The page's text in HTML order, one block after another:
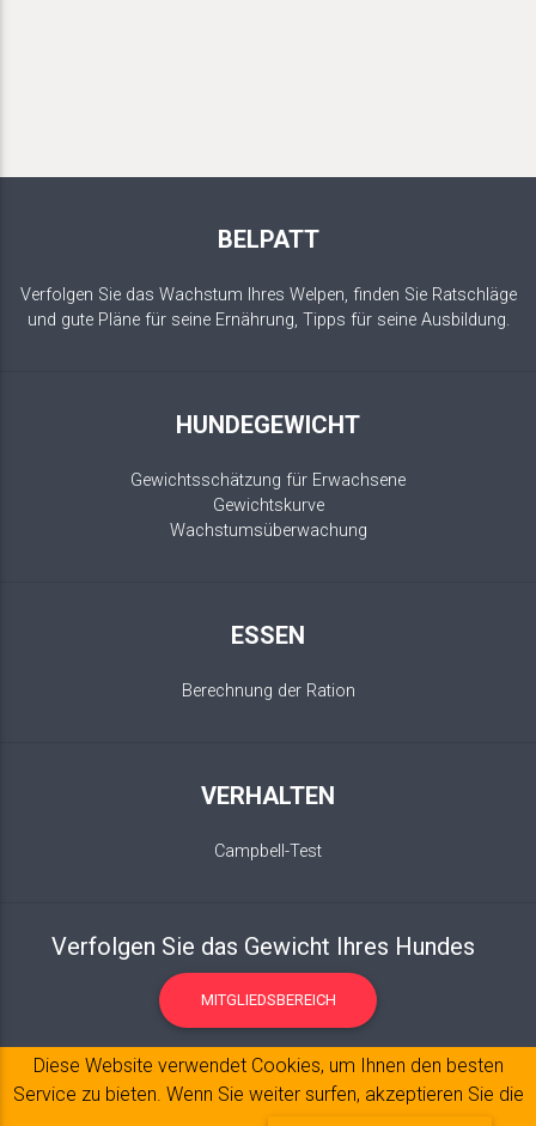
BELPATT
Verfolgen Sie das Wachstum Ihres Welpen, finden Sie Ratschläge
und gute Pläne für seine Ernährung, Tipps für seine Ausbildung.
HUNDEGEWICHT
Gewichtsschätzung für Erwachsene
Gewichtskurve
Wachstumsüberwachung
ESSEN
Berechnung der Ration
VERHALTEN
Campbell-Test
Verfolgen Sie das Gewicht Ihres Hundes
MITGLIEDSBEREICH
Diese Website verwendet Cookies, um Ihnen den besten
Service zu bieten. Wenn Sie weiter surfen, akzeptieren Sie die